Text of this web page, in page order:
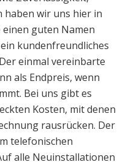
wir uns hier in
einen guten Namen
kundenfreundliches
einmal vereinbarte
als Endpreis, wenn
Bei uns gibt es
Kosten, mit denen
rausrücken. Der
telefonischen
alle Neuinstallationen